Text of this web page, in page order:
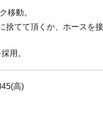
移動。
捨てて頂くか、ホースを
用。
高)